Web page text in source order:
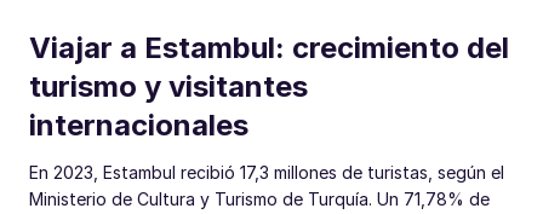
Viajar a Estambul: crecimiento del
turismo y visitantes
internacionales
En 2023, Estambul recibió 17,3 millones de turistas, según el
Ministerio de Cultura y Turismo de Turquía. Un 71,78% de